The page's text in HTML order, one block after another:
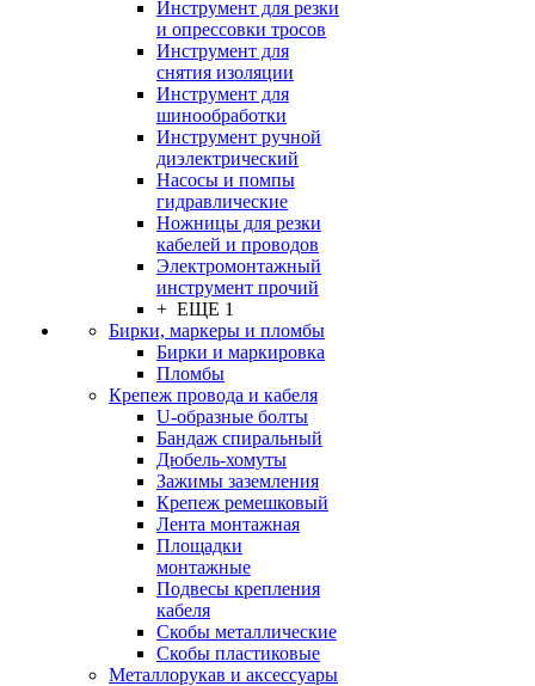
Инструмент для резки
и опрессовки тросов
Инструмент для
снятия изоляции
Инструмент для
шинообработки
Инструмент ручной
диэлектрический
Насосы и помпы
гидравлические
Ножницы для резки
кабелей и проводов
Электромонтажный
инструмент прочий
+ ЕЩЕ 1
Бирки, маркеры и пломбы
Бирки и маркировка
Пломбы
Крепеж провода и кабеля
U-образные болты
Бандаж спиральный
Дюбель-хомуты
Зажимы заземления
Крепеж ремешковый
Лента монтажная
Площадки
монтажные
Подвесы крепления
кабеля
Скобы металлические
Скобы пластиковые
Металлорукав и аксессуары